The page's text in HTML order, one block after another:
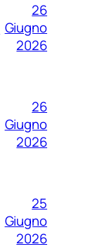
26
Giugno
2026
26
Giugno
2026
25
Giugno
2026